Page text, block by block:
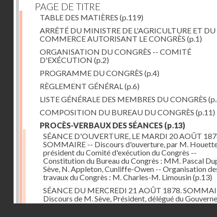
PAGE DE TITRE
TABLE DES MATIÈRES (p.119)
ARRÊTÉ DU MINISTRE DE L'AGRICULTURE ET DU
COMMERCE AUTORISANT LE CONGRÈS (p.1)
ORGANISATION DU CONGRÈS -- COMITÉ
D'EXÉCUTION (p.2)
PROGRAMME DU CONGRÈS (p.4)
RÈGLEMENT GÉNÉRAL (p.6)
LISTE GÉNÉRALE DES MEMBRES DU CONGRÈS
COMPOSITION DU BUREAU DU CONGRÈS (p.11)
PROCÈS-VERBAUX DES SÉANCES (p.13)
SÉANCE D'OUVERTURE, LE MARDI 20 AOÛT
SOMMAIRE -- Discours d'ouverture, par M.
président du Comité d'exécution du Congrès --
Constitution du Bureau du Congrès : MM. Pascal
Sève, N. Appleton, Cunliffe-Owen -- Organisation
travaux du Congrès : M. Charles-M. Limousin(p.13)
SÉANCE DU MERCREDI 21 AOÛT 1878.
Discours de M. Sève, Président, délégué du
belge -- Lecture et adoption du procès-verbal de la